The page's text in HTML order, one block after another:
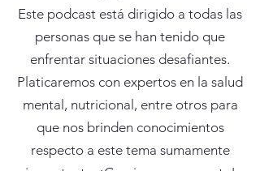
Este podcast está dirigido a todas las
personas que se han tenido que
enfrentar situaciones desafiantes.
Platicaremos con expertos en la salud
mental, nutricional, entre otros para
que nos brinden conocimientos
respecto a este tema sumamente